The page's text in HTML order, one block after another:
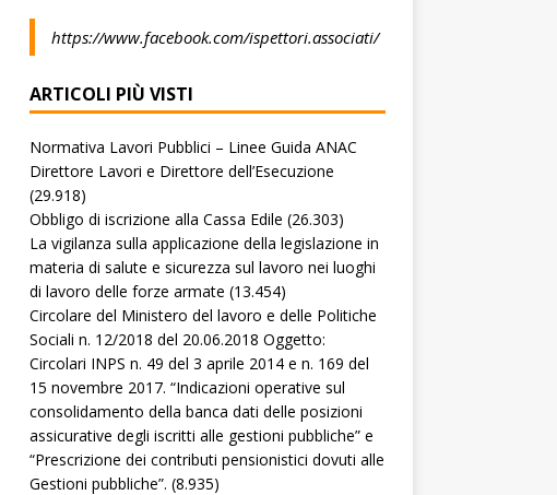
https://www.facebook.com/ispettori.associati/
ARTICOLI PIÙ VISTI
Normativa Lavori Pubblici – Linee Guida ANAC
Direttore Lavori e Direttore dell’Esecuzione
(29.918)
Obbligo di iscrizione alla Cassa Edile (26.303)
La vigilanza sulla applicazione della legislazione in
materia di salute e sicurezza sul lavoro nei luoghi
di lavoro delle forze armate (13.454)
Circolare del Ministero del lavoro e delle Politiche
Sociali n. 12/2018 del 20.06.2018 Oggetto:
Circolari INPS n. 49 del 3 aprile 2014 e n. 169 del
15 novembre 2017. “Indicazioni operative sul
consolidamento della banca dati delle posizioni
assicurative degli iscritti alle gestioni pubbliche” e
“Prescrizione dei contributi pensionistici dovuti alle
Gestioni pubbliche”. (8.935)